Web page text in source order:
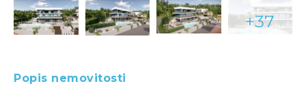
+37
Popis nemovitosti